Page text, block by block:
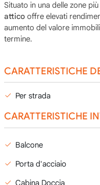
Situato in una delle zone
atticooffre elevati
aumento del valore
termine.
CARATTERISTICHE
Per strada
CARATTERISTICHE
Balcone
Porta d'acciaio
Cabina Doccia